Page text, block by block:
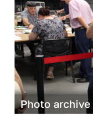
Photo archive